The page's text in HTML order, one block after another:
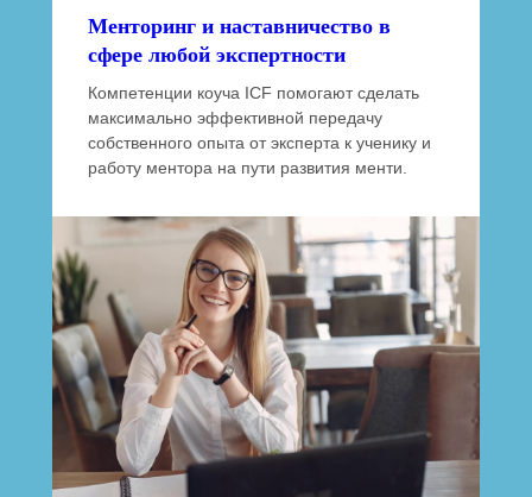
Менторинг и наставничество в
сфере любой экспертности
Компетенции коуча ICF помогают сделать
максимально эффективной передачу
собственного опыта от эксперта к ученику и
работу ментора на пути развития менти.